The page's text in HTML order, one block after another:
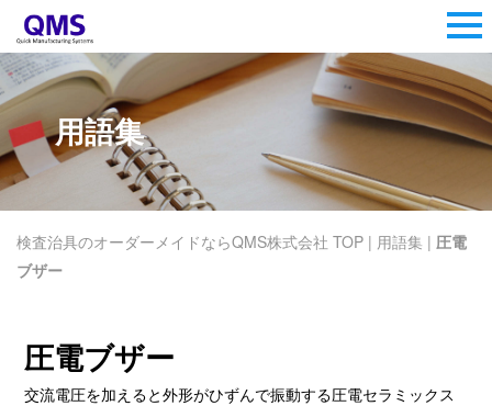
用語集
検査治具のオーダーメイドならQMS株式会社 TOP | 用語集 | 圧電
ブザー
圧電ブザー
交流電圧を加えると外形がひずんで振動する圧電セラミックス